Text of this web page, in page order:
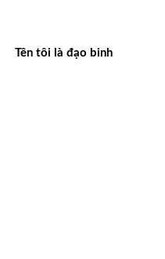
Tên tôi là đạo binh